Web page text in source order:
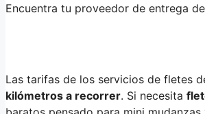
Encuentra tu proveedor de entrega
Las tarifas de los servicios de fletes
kilómetros a recorrer. Si necesita